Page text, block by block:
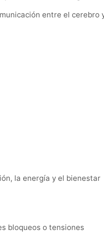
entre el cerebro
la energía y el bienestar
bloqueos o tensiones